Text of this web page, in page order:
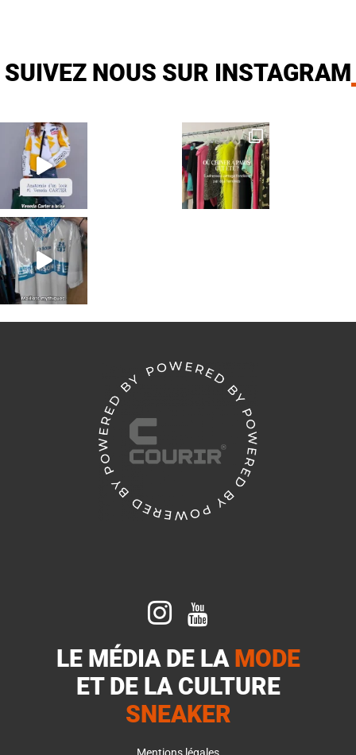
SUIVEZ NOUS SUR INSTAGRAM
 
LE MÉDIA DE LA MODE
ET DE LA CULTURE
SNEAKER